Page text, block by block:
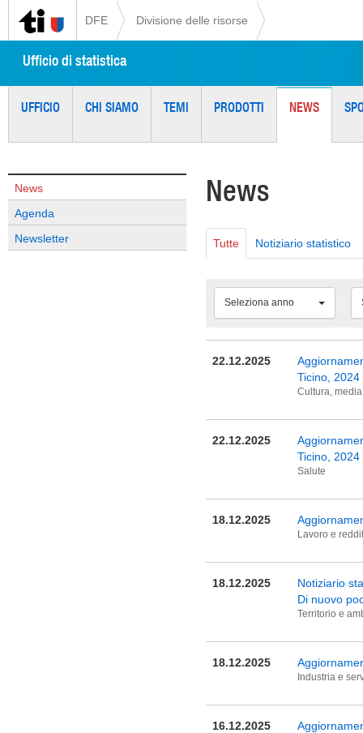
DFE Divisione delle risorse
Ufficio di statistica
UFFICIO CHI SIAMO TEMI PRODOTTI NEWS
News
Agenda
Newsletter
News
Tutte Notiziario statistico
Seleziona anno
22.12.2025
Ticino, 2024
Cultura,
22.12.2025
Ticino, 2024
Salute
18.12.2025
Lavoro e
18.12.2025
Notiziario
Di nuovo
Territorio e
18.12.2025
Industria e
16.12.2025